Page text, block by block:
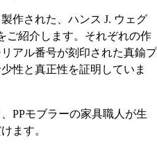
作された、ハンス J. ウェグ
ご紹介します。それぞれの作
アル番号が刻印された真鍮プ
性と真正性を証明していま
PPモブラーの家具職人が生
ます。